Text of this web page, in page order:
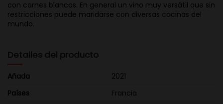
con carnes blancas. En general un vino muy versátil que sin
restricciones puede maridarse con diversas cocinas del
mundo.
Detalles del producto
Añada
2021
Países
Francia